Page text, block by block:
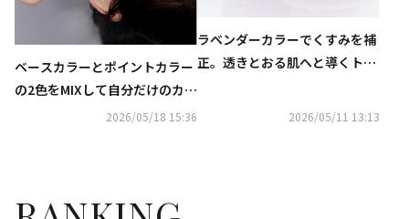
ベースカラーとポイントカラー
の2色をMIXして自分だけのカラ
ー＆トーンを表現！やわらかテ
2026/05/18 15:36
ラベンダーカラーでくすみを補
正。透きとおる肌へと導くトー
2026/05/11 13:13